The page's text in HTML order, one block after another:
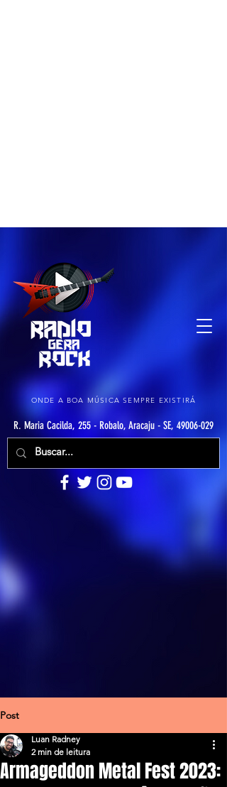
ONDE A BOA MÚSICA SEMPRE EXISTIRÁ
R. Maria Cacilda, 255 - Robalo, Aracaju - SE, 49006-029
Post
Armageddon Metal Fest 2023:
Luan Radney
2 min de leitura